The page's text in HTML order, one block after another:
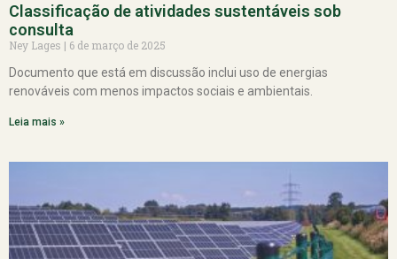
Classificação de atividades sustentáveis sob
consulta
Ney Lages
6 de março de 2025
Documento que está em discussão inclui uso de energias
renováveis com menos impactos sociais e ambientais.
Leia mais »